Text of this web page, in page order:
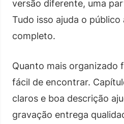
versão diferente, uma
Tudo isso ajuda o
completo.
Quanto mais organizado
fácil de encontrar.
claros e boa descrição
gravação entrega